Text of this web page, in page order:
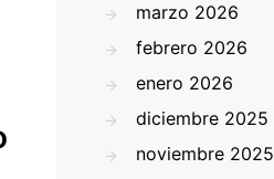
marzo 2026
febrero 2026
enero 2026
diciembre 2025
noviembre 2025